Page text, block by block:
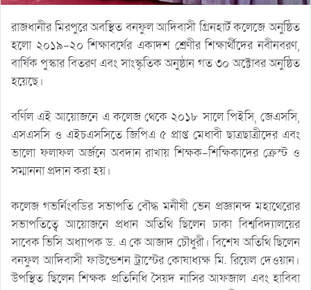
রাজধানীর মিরপুরে অবস্থিত বনফুল আদিবাসী গ্রিনহার্ট কলেজে অনুষ্ঠিত
হলো ২০১৯-২০ শিক্ষাবর্ষের একাদশ শ্রেণীর শিক্ষার্থীদের নবীনবরণ,
বার্ষিক পুস্কার বিতরণ এবং সাংস্কৃতিক অনুষ্ঠান গত ৩০ অক্টোবর অনুষ্ঠিত
হয়েছে।
বর্ণিল এই আয়োজনে এ কলেজ থেকে ২০১৮ সালে পিইসি, জেএসসি,
এসএসসি ও এইচএসসিতে জিপিএ ৫ প্রাপ্ত মেধাবী ছাত্রছাত্রীদের এবং
ভালো ফলাফল অর্জনে অবদান রাখায় শিক্ষক-শিক্ষিকাদের ক্রেস্ট ও
সম্মাননা প্রদান করা হয়।
কলেজ গভর্নিংবডির সভাপতি বৌদ্ধ মনীষী ভেন প্রজ্ঞানন্দ মহাথেরোর
সভাপতিত্বে আয়োজনে প্রধান অতিথি ছিলেন ঢাকা বিশ্ববিদ্যালয়ের
সাবেক ভিসি অধ্যাপক ড. এ কে আজাদ চৌধুরী। বিশেষ অতিথি ছিলেন
বনফুল আদিবাসী ফাউন্ডেশন ট্রাস্টের কোষাধ্যক্ষ মি. রিয়েল দেওয়ান।
উপস্থিত ছিলেন শিক্ষক প্রতিনিধি সৈয়দ নাসির আফজাল এবং হাবিবা